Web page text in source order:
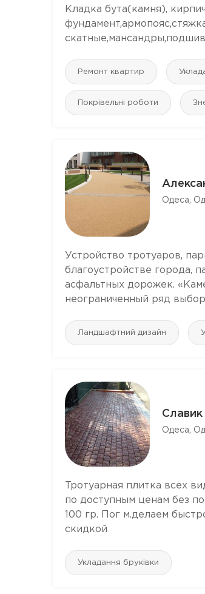
Кладка бута(камня),
Ремонт квартир
Покрівельні роботи
Одеса,
Устройство тротуаров,
благоустройстве города,
асфальтных дорожек.
неограниченный ряд
Ландшафтний дизайн
Одеса,
Тротуарная плитка всех
по доступным ценам без
100 гр. Пог м.делаем
скидкой
Укладання бруківки